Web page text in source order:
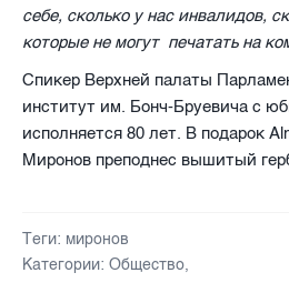
себе, сколько у нас инвалидов,
которые не могут печатать на
Спикер Верхней палаты
институт им. Бонч-Бруевича с
исполняется 80 лет. В подарок
Миронов преподнес вышитый
Теги: миронов
Категории: Общество,